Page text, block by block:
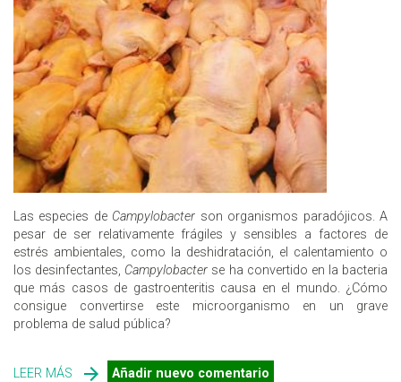
Las especies de Campylobacter son organismos paradójicos. A
pesar de ser relativamente frágiles y sensibles a factores de
estrés ambientales, como la deshidratación, el calentamiento o
los desinfectantes, Campylobacter se ha convertido en la bacteria
que más casos de gastroenteritis causa en el mundo. ¿Cómo
consigue convertirse este microorganismo en un grave
problema de salud pública?
LEER MÁS SOBRE CUIDADO CON EL POLLO CRUDO Y SU EVENTUAL
Añadir nuevo comentario